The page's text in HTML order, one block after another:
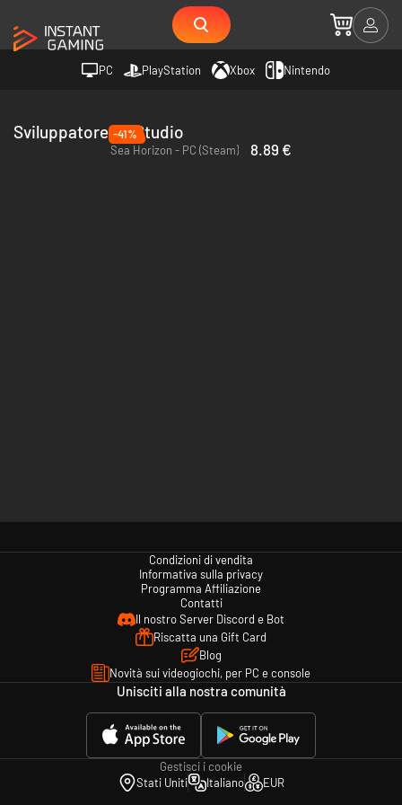
PC PlayStation Xbox Nintendo
Sviluppatore 45 Studio
-41%
Sea Horizon - PC (Steam)
8.89 €
Condizioni di vendita
Informativa sulla privacy
Programma Affiliazione
Contatti
Il nostro Server Discord e Bot
Riscatta una Gift Card
Blog
Novità sui videogiochi, per PC e console
Unisciti alla nostra comunità
Gestisci i cookie
Stati Uniti
Italiano EUR